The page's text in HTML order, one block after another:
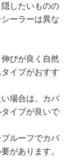
したいものの
ーラーは異な
びが良く自然
イプがおすす
場合は、カバ
イプが良いで
ルーフでカバ
があります。